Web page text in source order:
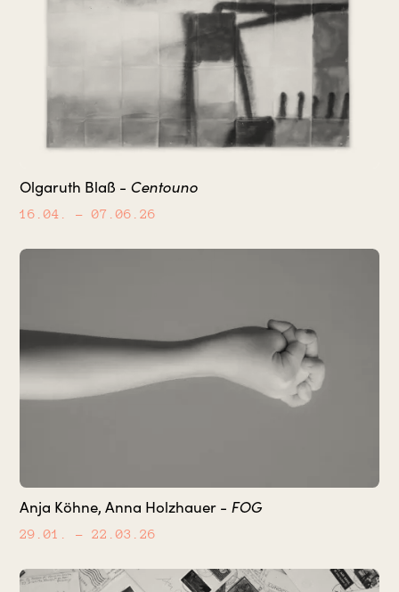
Olgaruth Blaß - Centouno
16.04. – 07.06.26
Anja Köhne, Anna Holzhauer - FOG
29.01. – 22.03.26